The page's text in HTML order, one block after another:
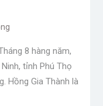
8 hàng năm,
tỉnh Phú Thọ
Hồng Gia Thành là